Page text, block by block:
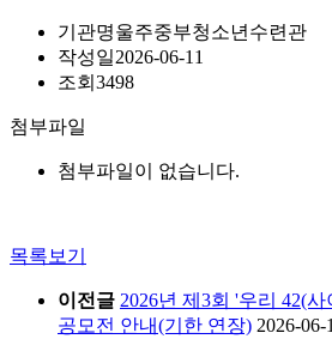
기관명울주중부청소년수련관
작성일2026-06-11
조회 3498
첨부파일
첨부파일이 없습니다.
목록보기
이전글 2026년 제3회 '우리 42(
공모전 안내(기한 연장) 2026-06-